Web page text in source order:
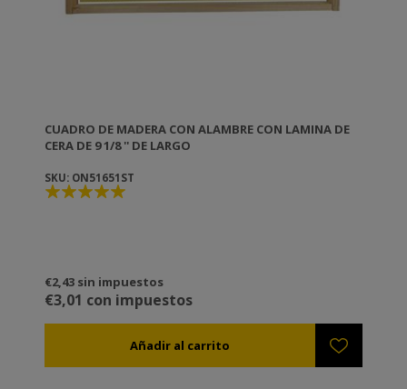
CUADRO DE MADERA CON ALAMBRE CON LAMINA DE
CERA DE 9 1/8 '' DE LARGO
SKU: ON51651ST
€2,43 sin impuestos
€3,01 con impuestos